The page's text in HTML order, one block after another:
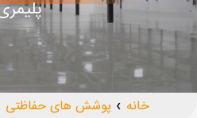
خانه ❯ پوشش های حفاظتی